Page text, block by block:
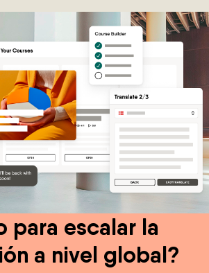
para escalar la
a nivel global?